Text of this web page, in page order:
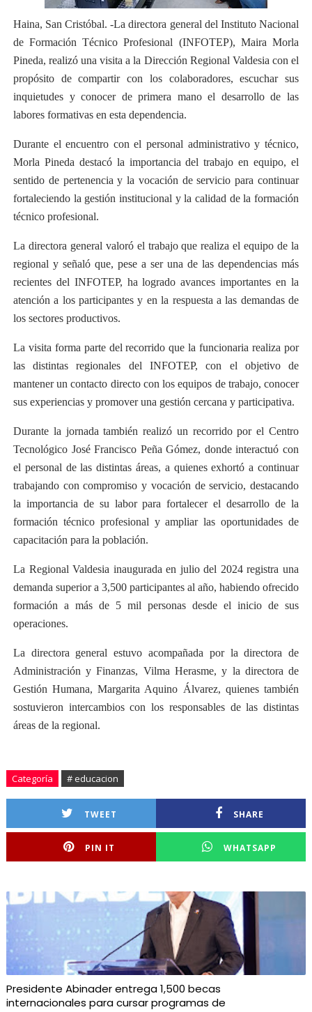
Haina, San Cristóbal. -La directora general del Instituto Nacional
de Formación Técnico Profesional (INFOTEP), Maira Morla
Pineda, realizó una visita a la Dirección Regional Valdesia con el
propósito de compartir con los colaboradores, escuchar sus
inquietudes y conocer de primera mano el desarrollo de las
labores formativas en esta dependencia.
Durante el encuentro con el personal administrativo y técnico,
Morla Pineda destacó la importancia del trabajo en equipo, el
sentido de pertenencia y la vocación de servicio para continuar
fortaleciendo la gestión institucional y la calidad de la formación
técnico profesional.
La directora general valoró el trabajo que realiza el equipo de la
regional y señaló que, pese a ser una de las dependencias más
recientes del INFOTEP, ha logrado avances importantes en la
atención a los participantes y en la respuesta a las demandas de
los sectores productivos.
La visita forma parte del recorrido que la funcionaria realiza por
las distintas regionales del INFOTEP, con el objetivo de
mantener un contacto directo con los equipos de trabajo, conocer
sus experiencias y promover una gestión cercana y participativa.
Durante la jornada también realizó un recorrido por el Centro
Tecnológico José Francisco Peña Gómez, donde interactuó con
el personal de las distintas áreas, a quienes exhortó a continuar
trabajando con compromiso y vocación de servicio, destacando
la importancia de su labor para fortalecer el desarrollo de la
formación técnico profesional y ampliar las oportunidades de
capacitación para la población.
La Regional Valdesia inaugurada en julio del 2024 registra una
demanda superior a 3,500 participantes al año, habiendo ofrecido
formación a más de 5 mil personas desde el inicio de sus
operaciones.
La directora general estuvo acompañada por la directora de
Administración y Finanzas, Vilma Herasme, y la directora de
Gestión Humana, Margarita Aquino Álvarez, quienes también
sostuvieron intercambios con los responsables de las distintas
áreas de la regional.
Categoría # educacion
TWEET SHARE
PIN IT WHATSAPP
Presidente Abinader entrega 1,500 becas
internacionales para cursar programas de